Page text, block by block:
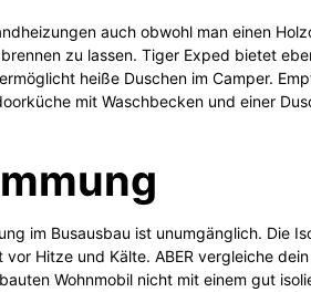
auch obwohl man einen
zu lassen. Tiger Exped bietet
heiße Duschen im Camper.
mit Waschbecken und einer
im Busausbau ist unumgänglich. Die
Hitze und Kälte. ABER vergleiche
Wohnmobil nicht mit einem gut